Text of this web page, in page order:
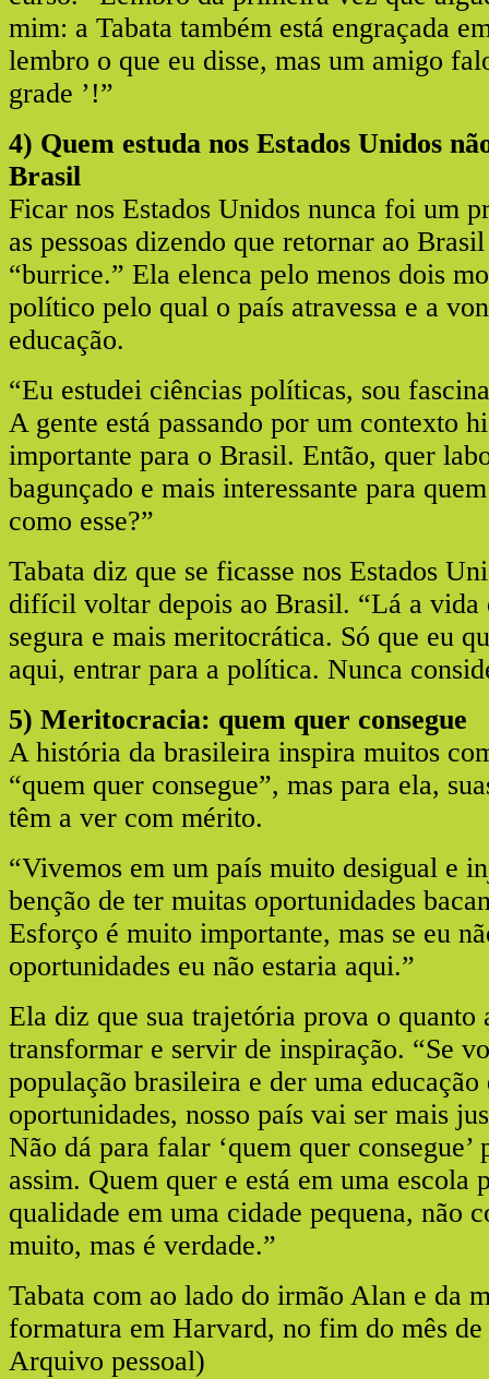
mim: a Tabata também está engraçada
lembro o que eu disse, mas um amigo
grade ’!”
4) Quem estuda nos Estados Unidos
Brasil
Ficar nos Estados Unidos nunca foi um
as pessoas dizendo que retornar ao
“burrice.” Ela elenca pelo menos dois
político pelo qual o país atravessa e a
educação.
“Eu estudei ciências políticas, sou
A gente está passando por um contexto
importante para o Brasil. Então, quer
bagunçado e mais interessante para
como esse?”
Tabata diz que se ficasse nos Estados
difícil voltar depois ao Brasil. “Lá a vida
segura e mais meritocrática. Só que eu
aqui, entrar para a política. Nunca
5) Meritocracia: quem quer consegue
A história da brasileira inspira muitos
“quem quer consegue”, mas para ela,
têm a ver com mérito.
“Vivemos em um país muito desigual e
benção de ter muitas oportunidades
Esforço é muito importante, mas se eu
oportunidades eu não estaria aqui.”
Ela diz que sua trajetória prova o quanto
transformar e servir de inspiração. “Se
população brasileira e der uma educação
oportunidades, nosso país vai ser mais
Não dá para falar ‘quem quer consegue’
assim. Quem quer e está em uma escola
qualidade em uma cidade pequena, não
muito, mas é verdade.”
Tabata com ao lado do irmão Alan e da
formatura em Harvard, no fim do mês
Arquivo pessoal)